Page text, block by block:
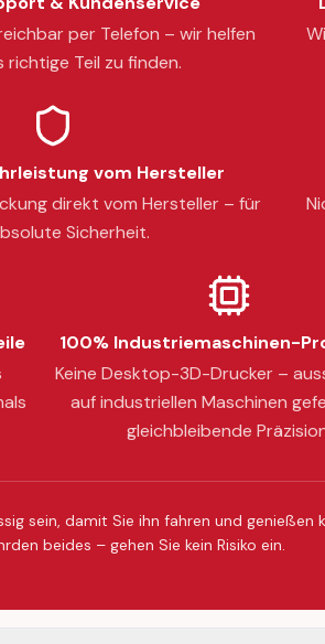
per Telefon – wir helfen
richtige Teil zu finden.
vom Hersteller
direkt vom Hersteller – für
Sicherheit.
100% Industriemaschinen-
Keine Desktop-3D-Drucker –
auf industriellen Maschinen
gleichbleibende
sein, damit Sie ihn fahren und genießen
beides – gehen Sie kein Risiko ein.